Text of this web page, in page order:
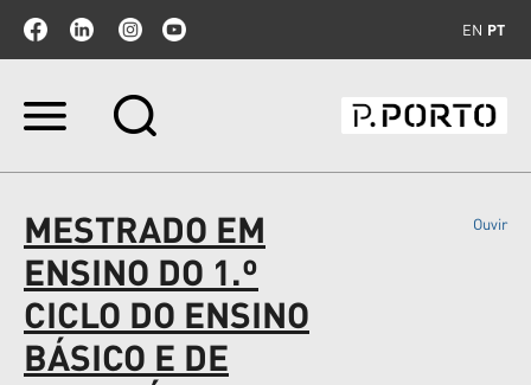
EN PT
Ir
Ir
para
a
navegação
MESTRADO EM
ENSINO DO 1.º
CICLO DO ENSINO
BÁSICO E DE
Ouvir